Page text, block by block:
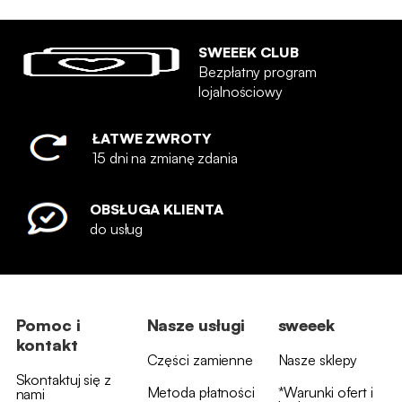
SWEEEK CLUB
Bezpłatny program
lojalnościowy
ŁATWE ZWROTY
15 dni na zmianę zdania
OBSŁUGA KLIENTA
do usług
Pomoc i
kontakt
Skontaktuj się z
nami
Nasze usługi
Części zamienne
Metoda płatności
sweeek
Nasze sklepy
*Warunki ofert i